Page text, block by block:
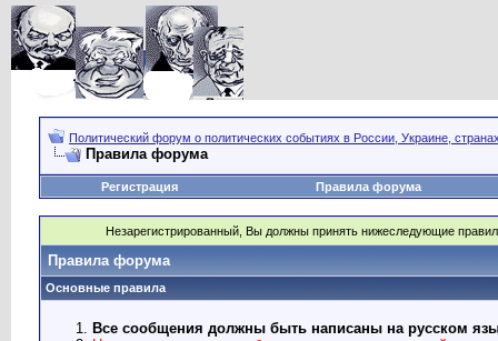
Политический форум о политических событиях в России, Украине,
Правила форума
Регистрация Правила форума
Незарегистрированный, Вы должны принять нижеследующие
Правила форума
Основные правила
Все сообщения должны быть написаны на русском